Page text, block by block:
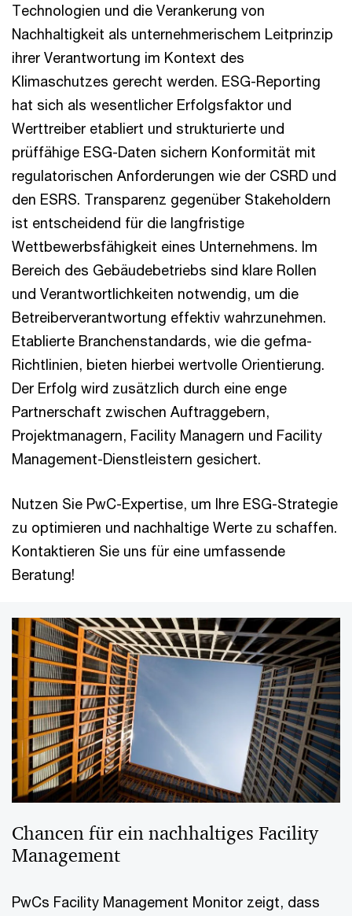
Technologien und die Verankerung von
Nachhaltigkeit als unternehmerischem Leitprinzip
ihrer Verantwortung im Kontext des
Klimaschutzes gerecht werden. ESG-Reporting
hat sich als wesentlicher Erfolgsfaktor und
Werttreiber etabliert und strukturierte und
prüffähige ESG-Daten sichern Konformität mit
regulatorischen Anforderungen wie der CSRD und
den ESRS. Transparenz gegenüber Stakeholdern
ist entscheidend für die langfristige
Wettbewerbsfähigkeit eines Unternehmens. Im
Bereich des Gebäudebetriebs sind klare Rollen
und Verantwortlichkeiten notwendig, um die
Betreiberverantwortung effektiv wahrzunehmen.
Etablierte Branchenstandards, wie die gefma-
Richtlinien, bieten hierbei wertvolle Orientierung.
Der Erfolg wird zusätzlich durch eine enge
Partnerschaft zwischen Auftraggebern,
Projektmanagern, Facility Managern und Facility
Management-Dienstleistern gesichert.
Nutzen Sie PwC-Expertise, um Ihre ESG-Strategie
zu optimieren und nachhaltige Werte zu schaffen.
Kontaktieren Sie uns für eine umfassende
Beratung!
Chancen für ein nachhaltiges Facility
Management
PwCs Facility Management Monitor zeigt, dass